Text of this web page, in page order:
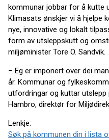
kommunar jobbar for å kutte
Klimasats ønskjer vi å hjelpe
nye, innovative og lokalt
form av utsleppskutt og
miljøminister Tore O. Sandvik.
– Eg er imponert over dei
år. Kommunar og
utfordringar og kuttar utslepp
Hambro, direktør for
Lenkje:
Søk på kommunen din i lista